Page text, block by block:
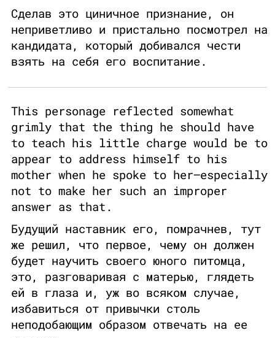
Сделав это циничное признание, он
неприветливо и пристально посмотрел на
кандидата, который добивался чести
взять на себя его воспитание.
This personage reflected somewhat
grimly that the thing he should have
to teach his little charge would be to
appear to address himself to his
mother when he spoke to her—especially
not to make her such an improper
answer as that.
Будущий наставник его, помрачнев, тут
же решил, что первое, чему он должен
будет научить своего юного питомца,
это, разговаривая с матерью, глядеть
ей в глаза и, уж во всяком случае,
избавиться от привычки столь
неподобающим образом отвечать на ее